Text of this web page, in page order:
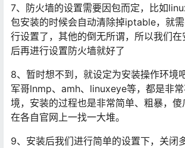
7、防火墙的设置需要因包而定，比如
包安装的时候会自动清除掉iptable，就
行设置了，其他的倒无所谓，所以我们
后再进行设置防火墙就好了
8、暂时想不到，就设定为安装操作环境
军哥lnmp、amh、linuxeye等，都是非
境，安装的过程也是非常简单、粗暴，
在各自官网上一找一大堆。
9、安装后我们进行简单的设置下，关闭